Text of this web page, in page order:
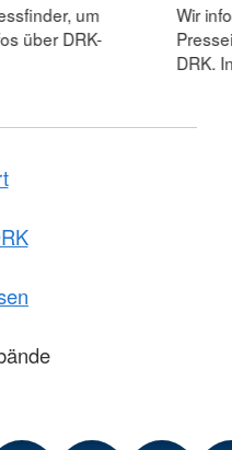
um
über DRK-
Wir
DRK.